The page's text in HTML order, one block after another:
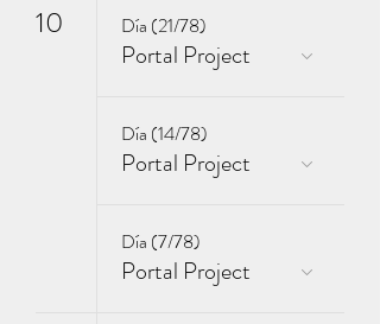
10 Día (21/78)
Portal Project
Día (14/78)
Portal Project
Día (7/78)
Portal Project